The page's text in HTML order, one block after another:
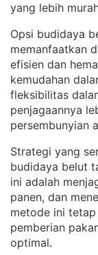
yang lebih
Opsi budidaya
memanfaatkan
efisien dan
kemudahan
fleksibilitas
penjagaannya
persembunyian
Strategi yang
budidaya belut
ini adalah
panen, dan
metode ini tetap
pemberian
optimal.